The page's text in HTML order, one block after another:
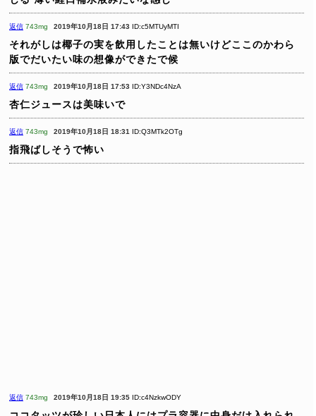
返信 743mg 2019年10月18日 17:43 ID:c5MTUyMTI
それがしは椰子の実を飲用したことは無いけどここのかわら
版でだいたい味の想像ができたで候
返信 743mg 2019年10月18日 17:53 ID:Y3NDc4NzA
杏仁ジュースは美味いで
返信 743mg 2019年10月18日 18:31 ID:Q3MTk2OTg
指飛ばしそうで怖い
返信 743mg 2019年10月18日 19:35 ID:c4NzkwODY